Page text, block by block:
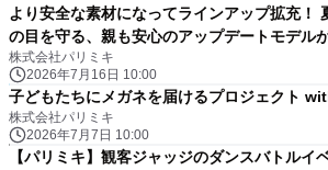
より安全な素材になってラインアップ拡充！
の目を守る、親も安心のアップデートモデル
株式会社パリミキ
2026年7月16日 10:00
子どもたちにメガネを届けるプロジェクト
株式会社パリミキ
2026年7月7日 10:00
【パリミキ】観客ジャッジのダンスバトルイ